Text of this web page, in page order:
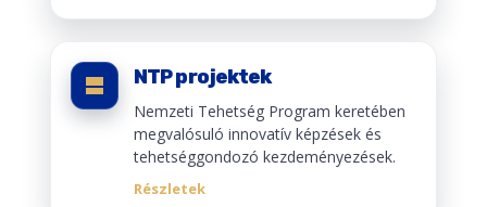
NTP projektek
Nemzeti Tehetség Program keretében
megvalósuló innovatív képzések és
tehetséggondozó kezdeményezések.
Részletek